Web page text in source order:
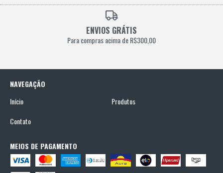
ENVIOS GRÁTIS
Para compras acima de R$300,00
NAVEGAÇÃO
Início
Produtos
Contato
MEIOS DE PAGAMENTO